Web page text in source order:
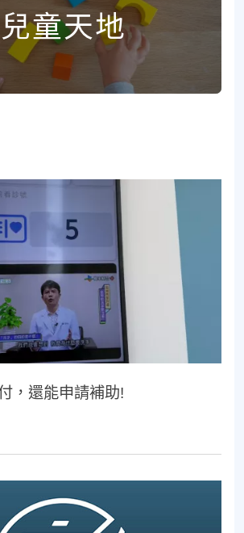
兒童天地
，還能申請補助!